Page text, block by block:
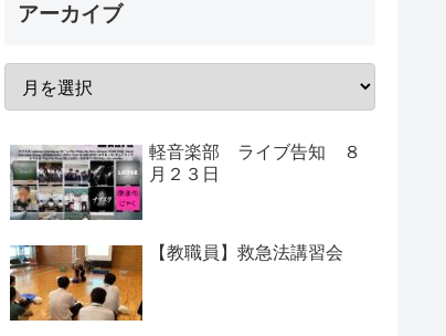
アーカイブ
軽音楽部 ライブ告知 ８
月２３日
【教職員】救急法講習会